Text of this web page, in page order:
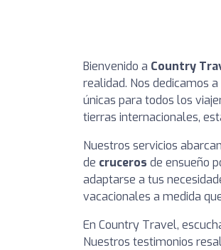
Bienvenido a Country
realidad. Nos dedicamos
únicas para todos los
tierras internacionales,
Nuestros servicios
de cruceros de ensueño
adaptarse a tus
vacacionales a medida
En Country Travel,
Nuestros testimonios